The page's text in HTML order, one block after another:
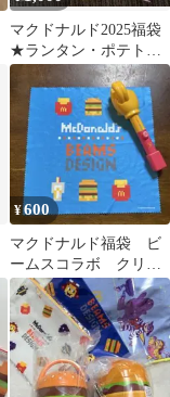
マクドナルド2025福袋
★ランタン・ポテトキ
ャッチャー・クリーナ
ークロス・ポーチ
¥600
マクドナルド福袋 ビ
ームスコラボ クリー
ナークロスとポテトハ
ンドキャッチャー